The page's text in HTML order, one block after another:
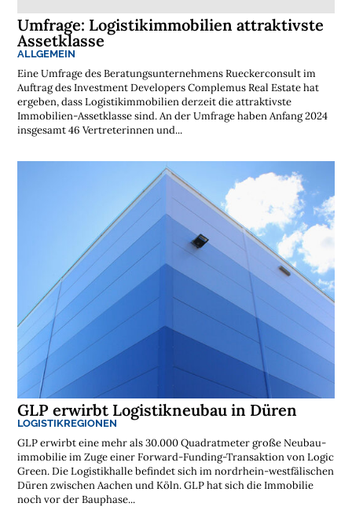
n
l
o
N
e
w
s
l
e
e
o
n
n
i
e
n
Umfrage: Logistikimmobilien attraktivste
Assetklasse
ALLGEMEIN
Eine Umfrage des Beratungsunternehmens Rueckerconsult im
Auftrag des Investment Developers Complemus Real Estate hat
ergeben, dass Logistikimmobilien derzeit die attraktivste
Immobilien-Assetklasse sind. An der Umfrage haben Anfang 2024
insgesamt 46 Vertreterinnen und...
GLP erwirbt Logistikneubau in Düren
LOGISTIKREGIONEN
GLP erwirbt eine mehr als 30.000 Quadratmeter große Neubau­
immobilie im Zuge einer Forward-Funding-Transaktion von Logic
Green. Die Logistikhalle befindet sich im nordrhein-westfälischen
Düren zwischen Aachen und Köln. GLP hat sich die Immobilie
noch vor der Bauphase...